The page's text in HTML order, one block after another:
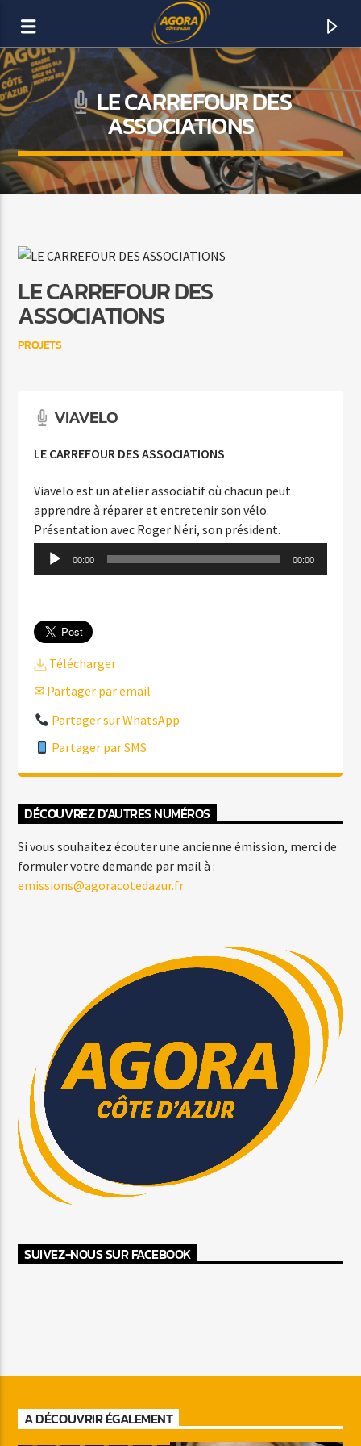
AGORA CÔTE D’AZUR
DAB+
Agora Côte d’Azur
LE CARREFOUR DES
ASSOCIATIONS
LE CARREFOUR DES
ASSOCIATIONS
PROJETS
VIAVELO
LE CARREFOUR DES ASSOCIATIONS
Viavelo est un atelier associatif où chacun peut
apprendre à réparer et entretenir son vélo.
Présentation avec Roger Néri, son président.
Lecteur 00:00 00:00
Télécharger
✉ Partager par email
Partager sur WhatsApp
Partager par SMS
DÉCOUVREZ D’AUTRES NUMÉROS
Si vous souhaitez écouter une ancienne émission, merci de
formuler votre demande par mail à :
emissions@agoracotedazur.fr
SUIVEZ-NOUS SUR FACEBOOK
A DÉCOUVRIR ÉGALEMENT